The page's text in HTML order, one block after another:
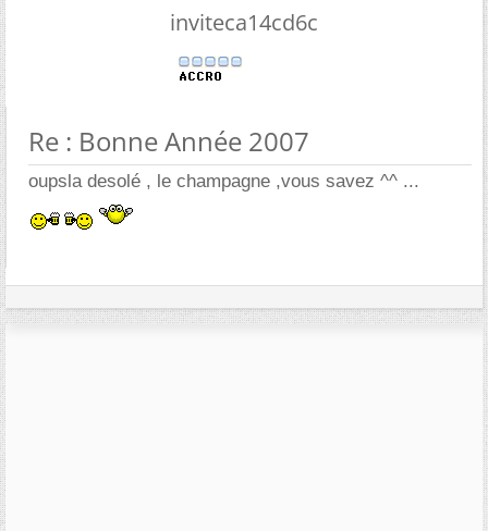
inviteca14cd6c
Re : Bonne Année 2007
oupsla desolé , le champagne ,vous savez ^^ ...